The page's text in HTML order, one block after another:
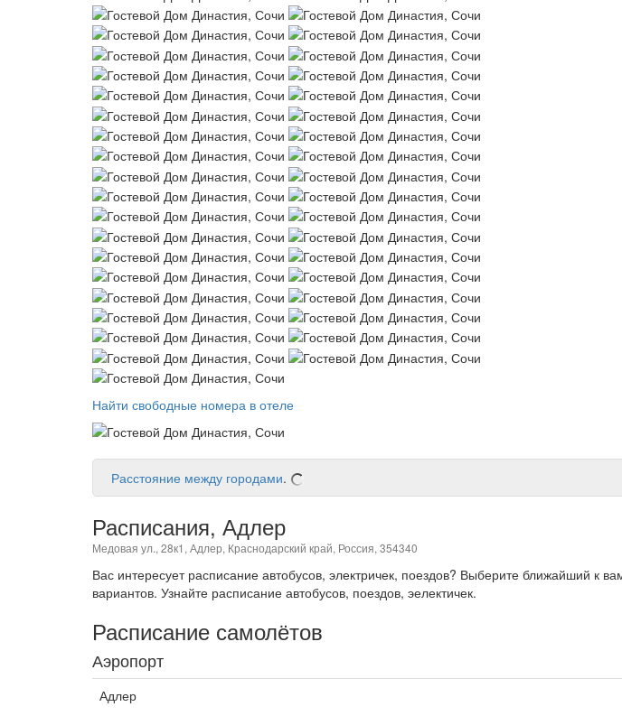
Найти свободные номера в отеле
Расстояние между городами.
Расписания, Адлер
Медовая ул., 28к1, Адлер, Краснодарский край, Россия, 354340
Вас интересует расписание автобусов, электричек, поездов? Выберите ближайший к
вариантов. Узнайте расписание автобусов, поездов, эелектичек.
Расписание самолётов
Аэропорт
Адлер